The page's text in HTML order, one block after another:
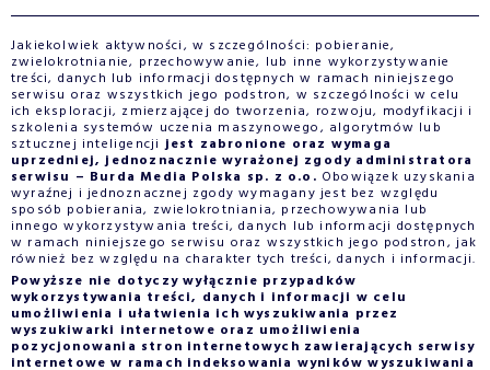
Jakiekolwiek aktywności, w szczególności: pobieranie,
zwielokrotnianie, przechowywanie, lub inne wykorzystywanie
treści, danych lub informacji dostępnych w ramach niniejszego
serwisu oraz wszystkich jego podstron, w szczególności w celu
ich eksploracji, zmierzającej do tworzenia, rozwoju, modyfikacji i
szkolenia systemów uczenia maszynowego, algorytmów lub
sztucznej inteligencjijest zabronione oraz wymaga
uprzedniej, jednoznacznie wyrażonej zgody administratora
serwisu – Burda Media Polska sp. z o.o. Obowiązek uzyskania
wyraźnej i jednoznacznej zgody wymagany jest bez względu
sposób pobierania, zwielokrotniania, przechowywania lub
innego wykorzystywania treści, danych lub informacji dostępnych
w ramach niniejszego serwisu oraz wszystkich jego podstron, jak
również bez względu na charakter tych treści, danych i informacji.
Powyższe nie dotyczy wyłącznie przypadków
wykorzystywania treści, danych i informacji w celu
umożliwienia i ułatwienia ich wyszukiwania przez
wyszukiwarki internetowe oraz umożliwienia
pozycjonowania stron internetowych zawierających serwisy
internetowe w ramach indeksowania wyników wyszukiwania